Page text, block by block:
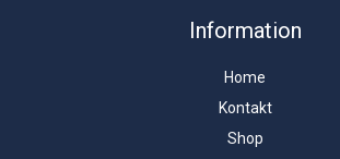
Information
Home
Kontakt
Shop